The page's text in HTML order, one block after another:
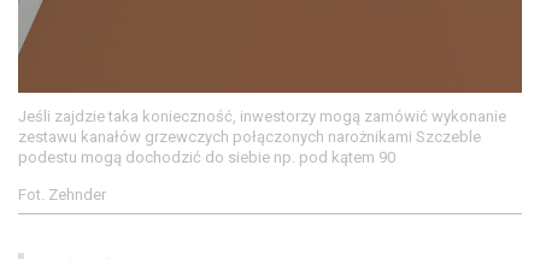
Jeśli zajdzie taka konieczność, inwestorzy mogą zamówić wykonanie
zestawu kanałów grzewczych połączonych narożnikami Szczeble
podestu mogą dochodzić do siebie np. pod kątem 90
Fot. Zehnder